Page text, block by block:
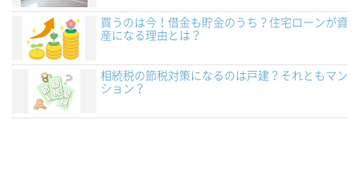
買うのは今！借金も貯金のうち？住宅ローンが資
産になる理由とは？
相続税の節税対策になるのは戸建？それともマン
ション？